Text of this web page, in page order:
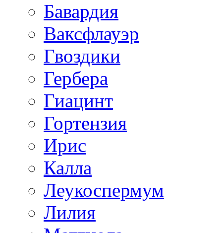
Бавардия
Ваксфлауэр
Гвоздики
Гербера
Гиацинт
Гортензия
Ирис
Калла
Леукоспермум
Лилия